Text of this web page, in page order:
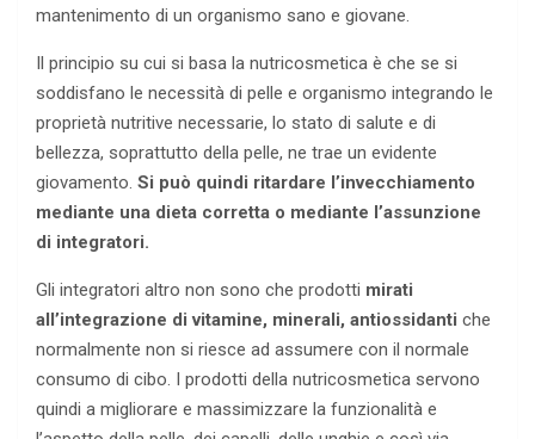
mantenimento di un organismo sano e giovane.
Il principio su cui si basa la nutricosmetica è che se si
soddisfano le necessità di pelle e organismo integrando le
proprietà nutritive necessarie, lo stato di salute e di
bellezza, soprattutto della pelle, ne trae un evidente
giovamento. Si può quindi ritardare l’invecchiamento
mediante una dieta corretta o mediante l’assunzione
di integratori.
Gli integratori altro non sono che prodotti mirati
all’integrazione di vitamine, minerali, antiossidanti che
normalmente non si riesce ad assumere con il normale
consumo di cibo. I prodotti della nutricosmetica servono
quindi a migliorare e massimizzare la funzionalità e